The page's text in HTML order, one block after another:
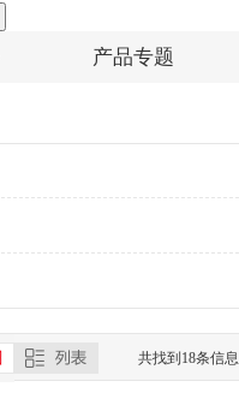
产品专题
共找到18条信息